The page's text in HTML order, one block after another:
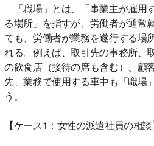
「職場」とは、「事業主が雇用
る場所」を指すが、労働者が通常
ても、労働者が業務を遂行する場
れる。例えば、取引先の事務所、
の飲食店（接待の席も含む）、顧
先、業務で使用する車中も「職場
う。
【ケース1：女性の派遣社員の相談